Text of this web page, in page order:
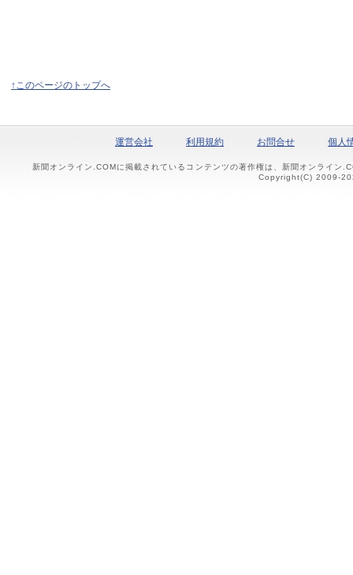
↑このページのトップへ
運営会社 利用規約 お問合せ 個人
新聞オンライン.COMに掲載されているコンテンツの著作権は、新聞オンライン
Copyright(C) 2009-